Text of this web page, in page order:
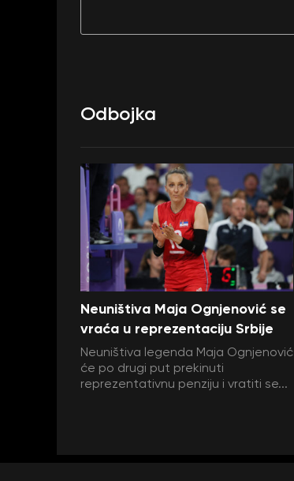
Odbojka
Neuništiva Maja Ognjenović se
vraća u reprezentaciju Srbije
Neuništiva legenda Maja Ognjenović
će po drugi put prekinuti
reprezentativnu penziju i vratiti se...